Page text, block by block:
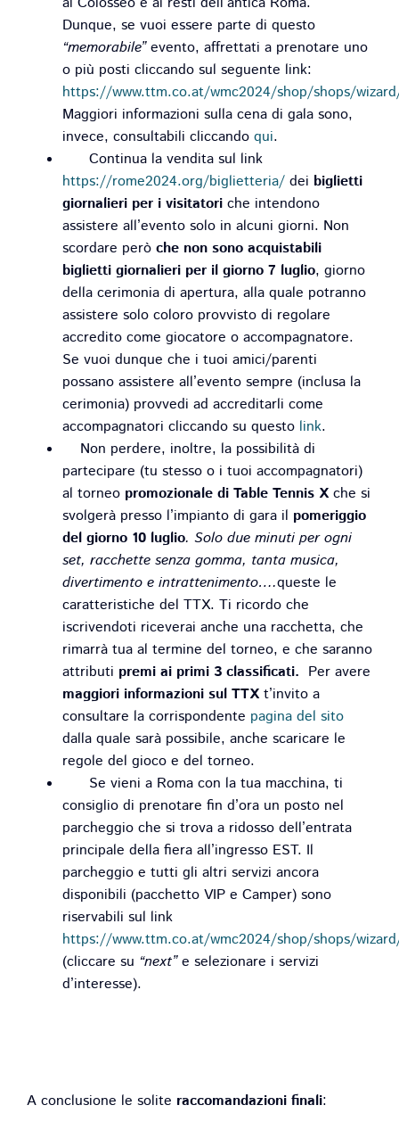
Dunque, se vuoi essere parte di questo
“memorabile”evento, affrettati a prenotare uno
o più posti cliccando sul seguente link:
https://www.ttm.co.at/wmc2024/shop/shops/
Maggiori informazioni sulla cena di gala sono,
invece, consultabili cliccando qui.
Continua la vendita sul link
https://rome2024.org/biglietteria/ dei biglietti
giornalieri per i visitatori che intendono
assistere all’evento solo in alcuni giorni. Non
scordare però che non sono acquistabili
biglietti giornalieri per il giorno 7 luglio, giorno
della cerimonia di apertura, alla quale potranno
assistere solo coloro provvisto di regolare
accredito come giocatore o accompagnatore.
Se vuoi dunque che i tuoi amici/parenti
possano assistere all’evento sempre (inclusa la
cerimonia) provvedi ad accreditarli come
accompagnatori cliccando su questo link.
Non perdere, inoltre, la possibilità di
partecipare (tu stesso o i tuoi accompagnatori)
al torneo promozionale di Table Tennis X che si
svolgerà presso l’impianto di gara il pomeriggio
del giorno 10 luglio. Solo due minuti per ogni
set, racchette senza gomma, tanta musica,
divertimento e intrattenimento….queste le
caratteristiche del TTX. Ti ricordo che
iscrivendoti riceverai anche una racchetta, che
rimarrà tua al termine del torneo, e che saranno
attributi premi ai primi 3 classificati. Per avere
maggiori informazioni sul TTX t’invito a
consultare la corrispondente pagina del sito
dalla quale sarà possibile, anche scaricare le
regole del gioco e del torneo.
Se vieni a Roma con la tua macchina, ti
consiglio di prenotare fin d’ora un posto nel
parcheggio che si trova a ridosso dell’entrata
principale della fiera all’ingresso EST. Il
parcheggio e tutti gli altri servizi ancora
disponibili (pacchetto VIP e Camper) sono
riservabili sul link
https://www.ttm.co.at/wmc2024/shop/shops/
(cliccare su “next”e selezionare i servizi
d’interesse).
A conclusione le solite raccomandazioni finali: